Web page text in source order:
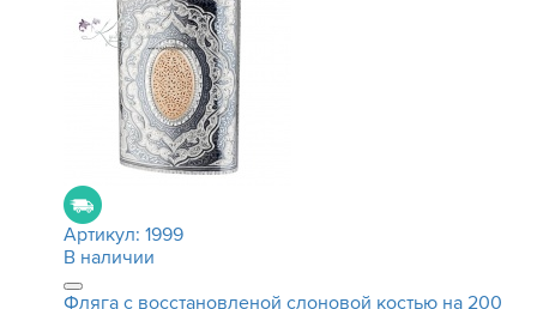
Артикул: 1999
В наличии
Фляга с восстановленой слоновой костью на 200